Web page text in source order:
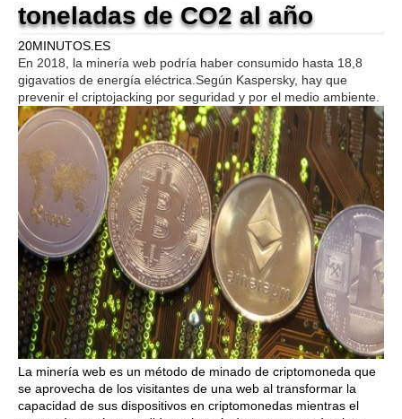
toneladas de CO2 al año
20MINUTOS.ES
En 2018, la minería web podría haber consumido hasta 18,8
gigavatios de energía eléctrica.Según Kaspersky, hay que
prevenir el criptojacking por seguridad y por el medio ambiente.
La minería web es un método de minado de criptomoneda que
se aprovecha de los visitantes de una web al transformar la
capacidad de sus dispositivos en criptomonedas mientras el